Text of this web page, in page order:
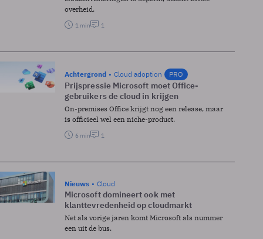
overheid.
1 min 1
Achtergrond Cloud adoption PRO
Prijspressie Microsoft moet Office-
gebruikers de cloud in krijgen
On-premises Office krijgt nog een release, maar
is officieel wel een niche-product.
6 min 1
Nieuws Cloud
Microsoft domineert ook met
klanttevredenheid op cloudmarkt
Net als vorige jaren komt Microsoft als nummer
een uit de bus.